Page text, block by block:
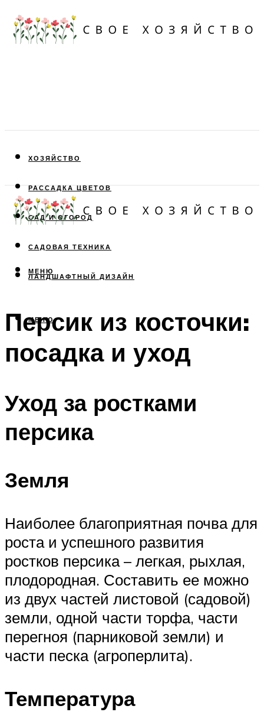
ХОЗЯЙСТВО
РАССАДКА ЦВЕТОВ
САД И ОГОРОД
САДОВАЯ ТЕХНИКА
ЛАНДШАФТНЫЙ ДИЗАЙН
МЕНЮ
МЕНЮ
Персик из косточки:
посадка и уход
Уход за ростками
персика
Земля
Наиболее благоприятная почва для
роста и успешного развития
ростков персика – легкая, рыхлая,
плодородная. Составить ее можно
из двух частей листовой (садовой)
земли, одной части торфа, части
перегноя (парниковой земли) и
части песка (агроперлита).
Температура